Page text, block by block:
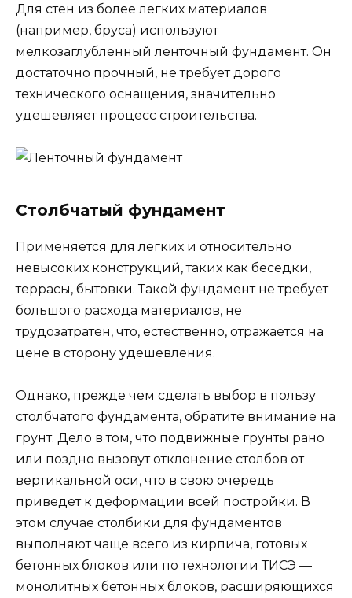
Для стен из более легких материалов
(например, бруса) используют
мелкозаглубленный ленточный фундамент. Он
достаточно прочный, не требует дорого
технического оснащения, значительно
удешевляет процесс строительства.
Столбчатый фундамент
Применяется для легких и относительно
невысоких конструкций, таких как беседки,
террасы, бытовки. Такой фундамент не требует
большого расхода материалов, не
трудозатратен, что, естественно, отражается на
цене в сторону удешевления.
Однако, прежде чем сделать выбор в пользу
столбчатого фундамента, обратите внимание на
грунт. Дело в том, что подвижные грунты рано
или поздно вызовут отклонение столбов от
вертикальной оси, что в свою очередь
приведет к деформации всей постройки. В
этом случае столбики для фундаментов
выполняют чаще всего из кирпича, готовых
бетонных блоков или по технологии ТИСЭ —
монолитных бетонных блоков, расширяющихся